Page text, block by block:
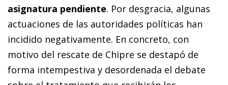
asignatura pendiente. Por desgracia, algunas
actuaciones de las autoridades políticas han
incidido negativamente. En concreto, con
motivo del rescate de Chipre se destapó de
forma intempestiva y desordenada el debate